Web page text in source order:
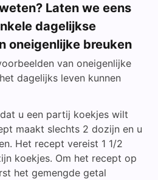
Laten we eens
dagelijkse
oneigenlijke breuken
van oneigenlijke
dagelijks leven kunnen
u een partij koekjes wilt
maakt slechts 2 dozijn en u
Het recept vereist 1 1/2
koekjes. Om het recept op
het gemengde getal